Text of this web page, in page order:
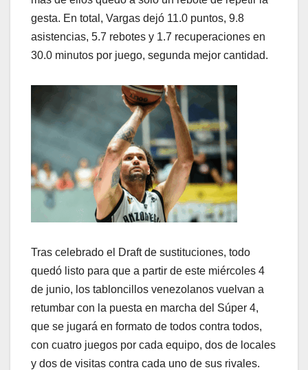
gesta. En total, Vargas dejó 11.0 puntos, 9.8
asistencias, 5.7 rebotes y 1.7 recuperaciones en
30.0 minutos por juego, segunda mejor cantidad.
Tras celebrado el Draft de sustituciones, todo
quedó listo para que a partir de este miércoles 4
de junio, los tabloncillos venezolanos vuelvan a
retumbar con la puesta en marcha del Súper 4,
que se jugará en formato de todos contra todos,
con cuatro juegos por cada equipo, dos de locales
y dos de visitas contra cada uno de sus rivales.